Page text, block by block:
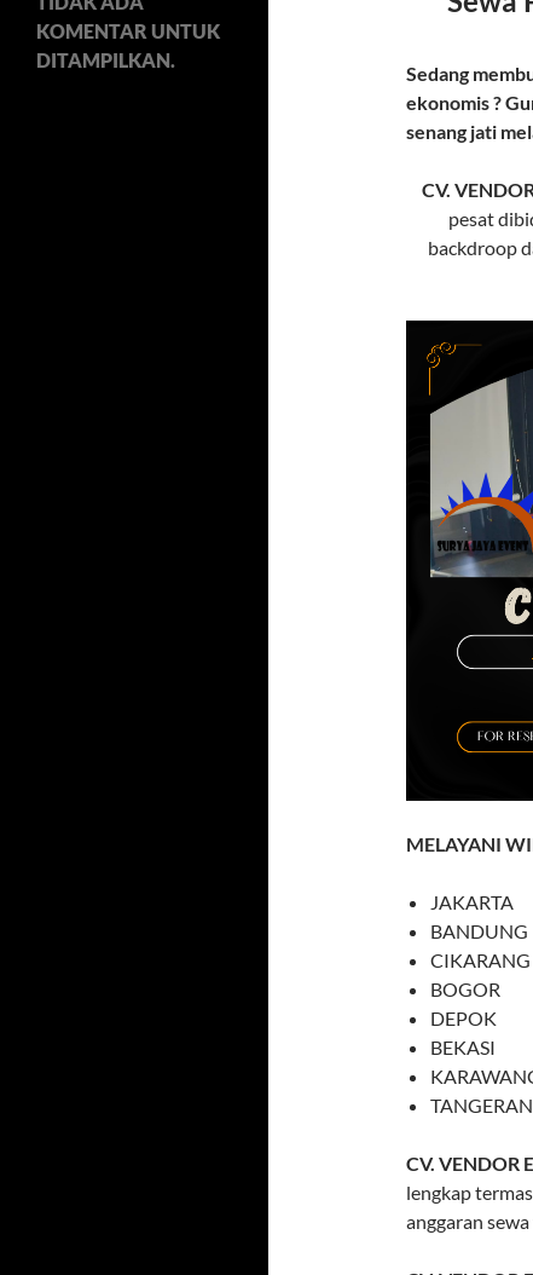
Sedang
ekonomis ?
senang jati
CV.
pesat
backdroop
MELAYANI
JAKARTA
BANDUNG
CIKARANG
BOGOR
DEPOK
BEKASI
CV. VENDOR
lengkap
anggaran
KOMENTAR UNTUK
DITAMPILKAN.